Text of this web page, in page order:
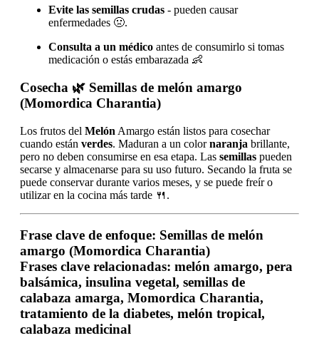
Evite las semillas crudas - pueden causar
enfermedades 🤢.
Consulta a un médico antes de consumirlo si tomas
medicación o estás embarazada 👶
Cosecha 🌿 Semillas de melón amargo
(Momordica Charantia)
Los frutos del Melón Amargo están listos para cosechar
cuando están verdes. Maduran a un colornaranja brillante,
pero no deben consumirse en esa etapa. Las semillas pueden
secarse y almacenarse para su uso futuro. Secando la fruta se
puede conservar durante varios meses, y se puede freír o
utilizar en la cocina más tarde 🍴.
Frase clave de enfoque: Semillas de melón
amargo (Momordica Charantia)
Frases clave relacionadas: melón amargo, pera
balsámica, insulina vegetal, semillas de
calabaza amarga, Momordica Charantia,
tratamiento de la diabetes, melón tropical,
calabaza medicinal